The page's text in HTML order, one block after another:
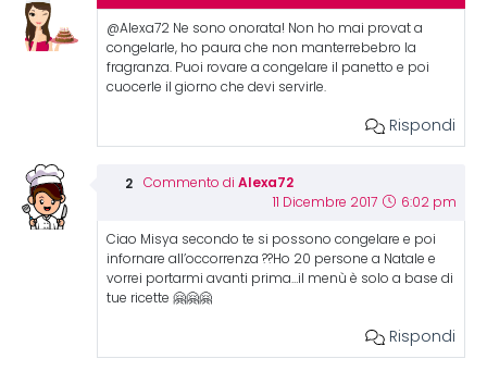
@Alexa72 Ne sono onorata! Non ho mai provat a
congelarle, ho paura che non manterrebebro la
fragranza. Puoi rovare a congelare il panetto e poi
cuocerle il giorno che devi servirle.
Rispondi
Commento di Alexa72
11 Dicembre 2017 6:02 pm
Ciao Misya secondo te si possono congelare e poi
infornare all’occorrenza ??Ho 20 persone a Natale e
vorrei portarmi avanti prima…il menù è solo a base di
tue ricette 🤗🤗🤗
Rispondi